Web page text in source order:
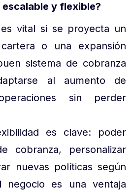
escalable y flexible?
es vital si se proyecta un
o una expansión
sistema de cobranza
al aumento de
sin perder
es clave: poder
cobranza, personalizar
nuevas políticas según
negocio es una ventaja